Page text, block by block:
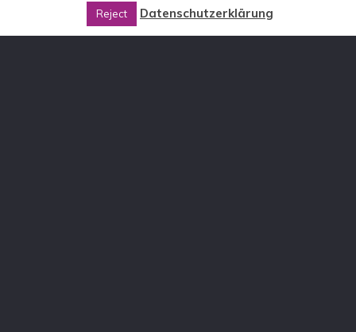
Reject Datenschutzerklärung